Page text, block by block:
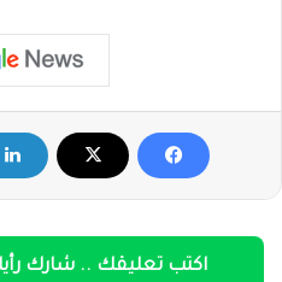
اكتب تعليقك .. شارك